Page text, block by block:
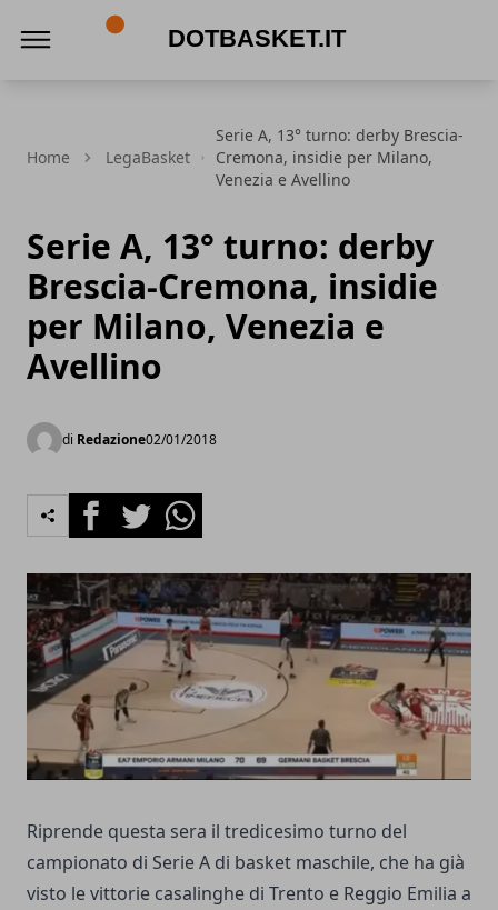
Home LegaBasket
Serie A, 13° turno: derby Brescia-
Cremona, insidie per Milano,
Venezia e Avellino
Serie A, 13° turno: derby
Brescia-Cremona, insidie
per Milano, Venezia e
Avellino
di Redazione02/01/2018
FacebookTwitterWhatsapp
Riprende questa sera il tredicesimo turno del
campionato di Serie A di basket maschile, che ha già
visto le vittorie casalinghe di Trento e Reggio Emilia a